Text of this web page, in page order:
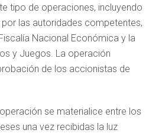
tipo de operaciones, incluyendo
las autoridades competentes,
Nacional Económica y la
y Juegos. La operación
de los accionistas de
se materialice entre los
una vez recibidas la luz